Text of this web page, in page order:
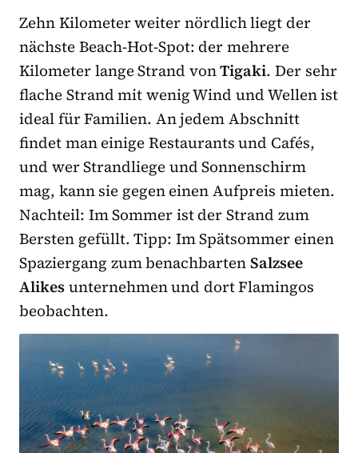
Zehn Kilometer weiter nördlich liegt der
nächste Beach-Hot-Spot: der mehrere
Kilometer lange Strand vonTigaki. Der sehr
flache Strand mit wenig Wind und Wellen ist
ideal für Familien. An jedem Abschnitt
findet man einige Restaurants und Cafés,
und wer Strandliege und Sonnenschirm
mag, kann sie gegen einen Aufpreis mieten.
Nachteil: Im Sommer ist der Strand zum
Bersten gefüllt. Tipp: Im Spätsommer einen
Spaziergang zum benachbartenSalzsee
Alikesunternehmen und dort Flamingos
beobachten.